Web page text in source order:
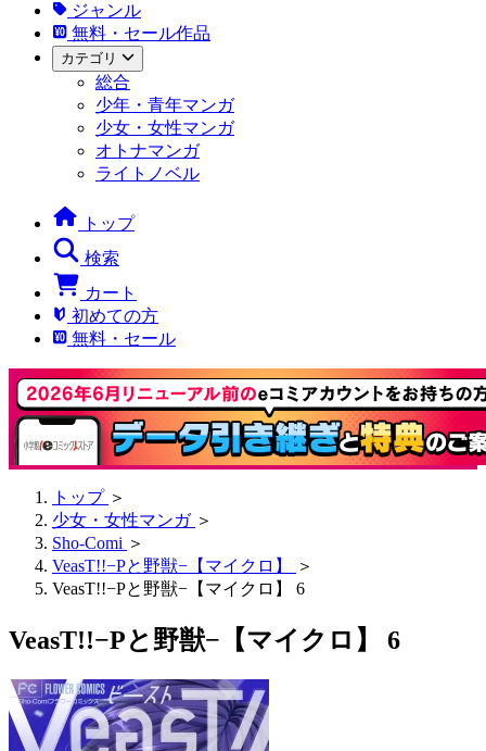
ジャンル
無料・セール作品
カテゴリ
総合
少年・青年マンガ
少女・女性マンガ
オトナマンガ
ライトノベル
トップ
検索
カート
初めての方
無料・セール
トップ ＞
少女・女性マンガ ＞
Sho-Comi ＞
VeasT!!−Pと野獣−【マイクロ】
＞
VeasT!!−Pと野獣−【マイクロ】 6
VeasT!!−Pと野獣−【マイクロ】 6